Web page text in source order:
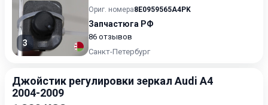
3
Ориг. номера8E0959565A4PK
Запчастюга РФ
86 отзывов
Санкт-Петербург
Джойстик регулировки зеркал Audi A4
2004-2009